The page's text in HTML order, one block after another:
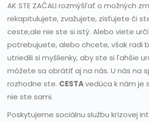
AK STE ZAČALI rozmýšľať o možných
rekapitulujete, zvažujete, zisťujete či
ceste,ale nie ste si istý. Alebo viete
potrebujuete, alebo chcete, však radi
utriedili si myšlienky, aby ste si ľahšie
môžete sa obrátiť aj na nás. U nás na
rozhodne ste. CESTAvedúca k nám je
nie ste sami.
Poskytujeme sociálnu službu krízovej